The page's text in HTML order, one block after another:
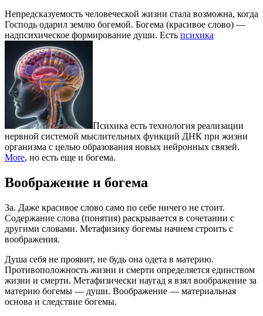
Непредсказуемость человеческой жизни стала возможна, когда
Господь одарил землю богемой. Богема (красивое слово) —
надпсихическое формирование души. Есть психика
Психика есть технология реализации
нервной системой мыслительных функций ДНК при жизни
организма с целью образования новых нейронных связей.
More, но есть еще и богема.
Воображение и богема
3а. Даже красивое слово само по себе ничего не стоит.
Содержание слова (понятия) раскрывается в сочетании с
другими словами. Метафизику богемы начнем строить с
воображения.
Душа себя не проявит, не будь она одета в материю.
Противоположность жизни и смерти определяется единством
жизни и смерти. Метафизически наугад я взял воображение за
материю богемы — души. Воображение — материальная
основа и следствие богемы.